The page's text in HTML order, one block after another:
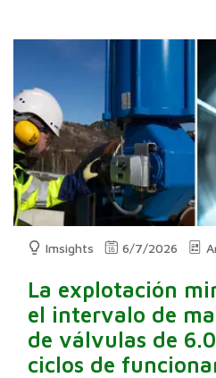
Imsights 6/7/2026
La explotación
el intervalo de
de válvulas de
ciclos de